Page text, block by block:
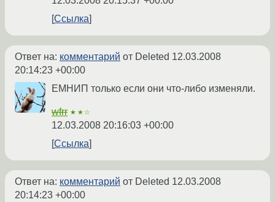
Ссылка
Ответ на: комментарий от Deleted 12.03.2008
20:14:23 +00:00
ЕМНИП только если они что-либо изменяли.
wfrr ★★☆
12.03.2008 20:16:03 +00:00
Ссылка
Ответ на: комментарий от Deleted 12.03.2008
20:14:23 +00:00